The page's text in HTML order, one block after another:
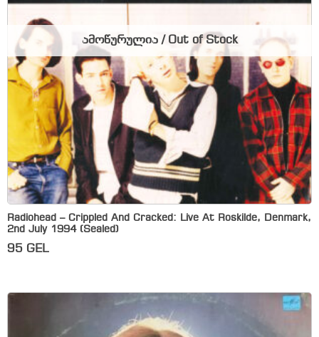
Radiohead – Crippled And Cracked: Live At Roskilde, Denmark,
2nd July 1994 (Sealed)
95 GEL
ამოწურულია / Out of Stock